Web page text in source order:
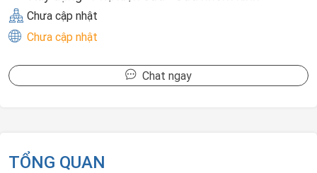
Chưa cập nhật
Chưa cập nhật
Chat ngay
TỔNG QUAN